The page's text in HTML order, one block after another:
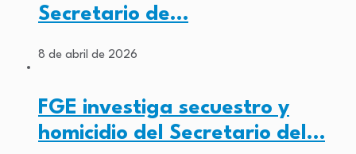
Secretario de…
8 de abril de 2026
FGE investiga secuestro y
homicidio del Secretario del…